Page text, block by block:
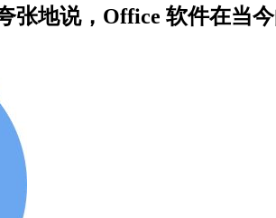
张地说，Office 软件在当